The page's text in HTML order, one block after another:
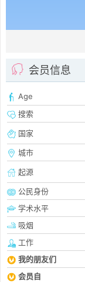
会员信息
Age
搜索
国家
城市
起源
公民身份
学术水平
吸烟
工作
我的朋友们
会员自